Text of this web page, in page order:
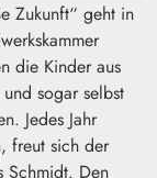
Zukunft“ geht in
die Kinder aus
sogar selbst
Jedes Jahr
freut sich der
Schmidt. Den